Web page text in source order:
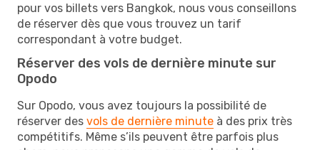
pour vos billets vers Bangkok, nous vous conseillons
de réserver dès que vous trouvez un tarif
correspondant à votre budget.
Réserver des vols de dernière minute sur
Opodo
Sur Opodo, vous avez toujours la possibilité de
réserver des vols de dernière minute à des prix très
compétitifs. Même s’ils peuvent être parfois plus